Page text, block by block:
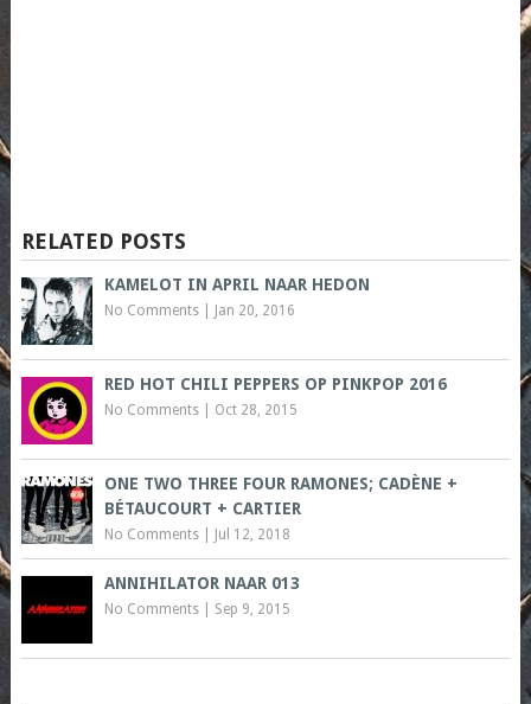
RELATED POSTS
KAMELOT IN APRIL NAAR HEDON
No Comments| Jan 20, 2016
RED HOT CHILI PEPPERS OP PINKPOP 2016
No Comments| Oct 28, 2015
ONE TWO THREE FOUR RAMONES; CADÈNE +
BÉTAUCOURT + CARTIER
No Comments| Jul 12, 2018
ANNIHILATOR NAAR 013
No Comments| Sep 9, 2015